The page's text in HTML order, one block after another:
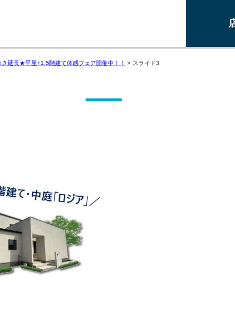
き延長★平屋+1.5階建て体感フェア開催中！！ > スライド3